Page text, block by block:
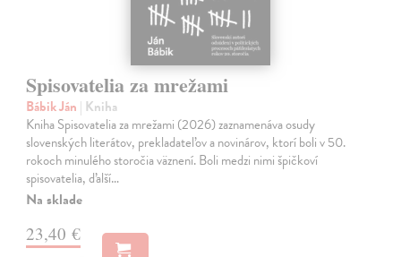
Spisovatelia za mrežami
Bábik Ján | Kniha
Kniha Spisovatelia za mrežami (2026) zaznamenáva osudy
slovenských literátov, prekladateľov a novinárov, ktorí boli v 50.
rokoch minulého storočia väznení. Boli medzi nimi špičkoví
spisovatelia, ďalší…
Na sklade
23,40 €